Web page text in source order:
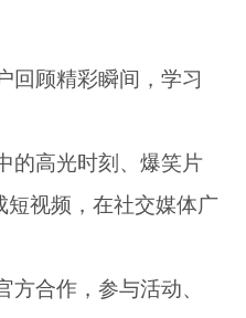
回顾精彩瞬间，学习
的高光时刻、爆笑片
短视频，在社交媒体广
方合作，参与活动、